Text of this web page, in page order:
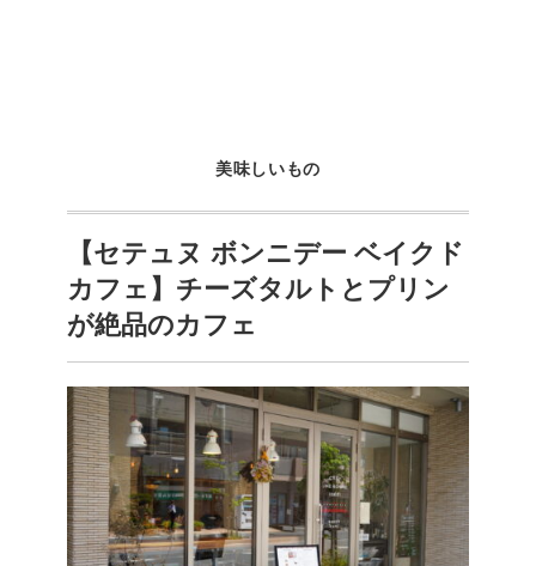
美味しいもの
【セテュヌ ボンニデー ベイクド
カフェ】チーズタルトとプリン
が絶品のカフェ